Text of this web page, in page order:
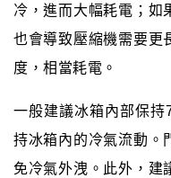
冷，進而大幅耗電；如
也會導致壓縮機需要更
度，相當耗電。
一般建議冰箱內部保
持冰箱內的冷氣流動。
免冷氣外洩。此外，建